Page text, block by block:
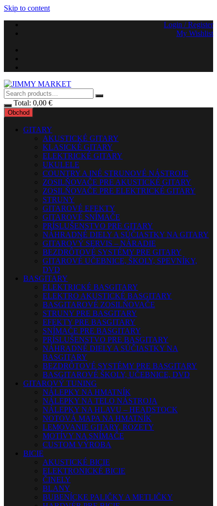
Skip to content
Login / Register
My Wishlist
Total: 0,00 €
Obchod
GITARY
AKUSTICKÉ GITARY
KLASICKÉ GITARY
ELEKTRICKÉ GITARY
UKULELE
COUNTRY A INÉ STRUNOVÉ NÁSTROJE
ZOSILŇOVAČE PRE AKUSTICKÉ GITARY
ZOSILŇOVAČE PRE ELEKTRICKÉ GITARY
STRUNY
GITAROVÉ EFEKTY
GITAROVÉ SNÍMAČE
PRÍSLUŠENSTVO PRE GITARY
NÁHRADNÉ DIELY A SÚČIASTKY NA GITARY
GITAROVÝ SERVIS – NÁRADIE
BEZDRÔTOVÉ SYSTÉMY PRE GITARY
GITAROVÉ UČEBNICE, ŠKOLY, SPEVNÍKY,
DVD
BASGITARY
ELEKTRICKÉ BASGITARY
ELEKTRO AKUSTICKÉ BASGITARY
BASGITAROVÉ ZOSILŇOVAČE
STRUNY PRE BASGITARY
EFEKTY PRE BASGITARY
SNÍMAČE PRE BASGITARY
PRÍSLUŠENSTVO PRE BASGITARY
NÁHRADNÉ DIELY A SÚČIASTKY NA
BASGITARY
BEZDRÔTOVÉ SYSTÉMY PRE BASGITARY
BASGITAROVÉ ŠKOLY, UČEBNICE, DVD
GITAROVÝ TUNING
NÁLEPKY NA HMATNÍK
NÁLEPKY NA TELO NÁSTROJA
NÁLEPKY NA HLAVU – HEADSTOCK
NOTOVÁ MAPA NA HMATNÍK
LEMOVANIE GITARY, ROZETY
MOTÍVY NA SNÍMAČE
CUSTOM VÝROBA
BICIE
AKUSTICKÉ BICIE
ELEKTRONICKÉ BICIE
ČINELY
BLANY
BUBENÍCKE PALIČKY A METLIČKY